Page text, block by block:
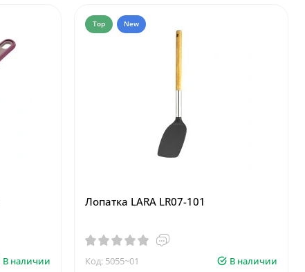
В наличии
Top New
Лопатка LARA LR07-101
Код: 5055~01 В наличии